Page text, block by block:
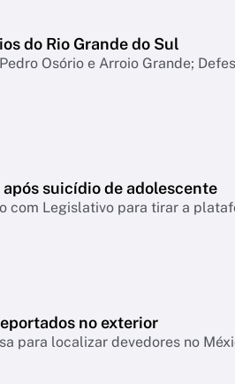
do Rio Grande do Sul
Osório e Arroio Grande;
suicídio de adolescente
com Legislativo para tirar a
no exterior
para localizar devedores no